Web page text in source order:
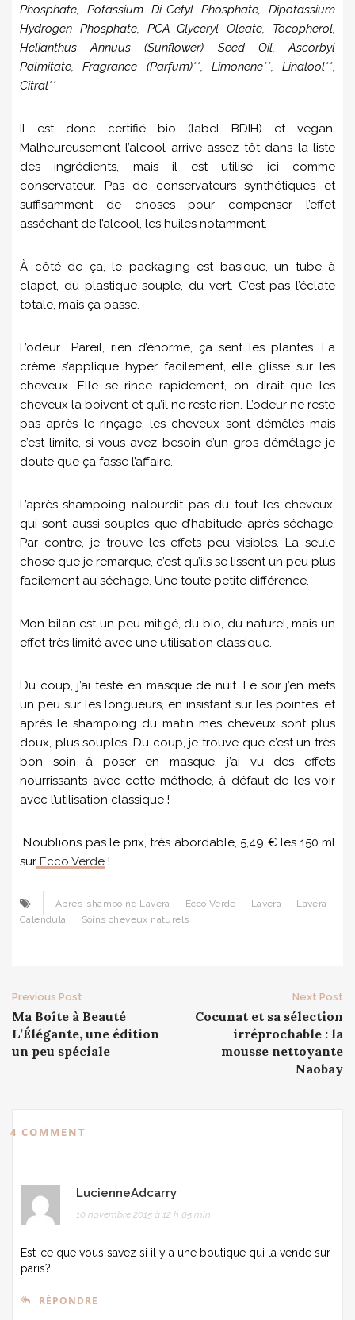
Phosphate, Potassium Di-Cetyl Phosphate, Dipotassium
Hydrogen Phosphate, PCA Glyceryl Oleate, Tocopherol,
Helianthus Annuus (Sunflower) Seed Oil, Ascorbyl
Palmitate, Fragrance (Parfum)**, Limonene**, Linalool**,
Citral**
Il est donc certifié bio (label BDIH) et vegan.
Malheureusement l’alcool arrive assez tôt dans la liste
des ingrédients, mais il est utilisé ici comme
conservateur. Pas de conservateurs synthétiques et
suffisamment de choses pour compenser l’effet
asséchant de l’alcool, les huiles notamment.
À côté de ça, le packaging est basique, un tube à
clapet, du plastique souple, du vert. C’est pas l’éclate
totale, mais ça passe.
L’odeur… Pareil, rien d’énorme, ça sent les plantes. La
crème s’applique hyper facilement, elle glisse sur les
cheveux. Elle se rince rapidement, on dirait que les
cheveux la boivent et qu’il ne reste rien. L’odeur ne reste
pas après le rinçage, les cheveux sont démêlés mais
c’est limite, si vous avez besoin d’un gros démêlage je
doute que ça fasse l’affaire.
L’après-shampoing n’alourdit pas du tout les cheveux,
qui sont aussi souples que d’habitude après séchage.
Par contre, je trouve les effets peu visibles. La seule
chose que je remarque, c’est qu’ils se lissent un peu plus
facilement au séchage. Une toute petite différence.
Mon bilan est un peu mitigé, du bio, du naturel, mais un
effet très limité avec une utilisation classique.
Du coup, j’ai testé en masque de nuit. Le soir j’en mets
un peu sur les longueurs, en insistant sur les pointes, et
après le shampoing du matin mes cheveux sont plus
doux, plus souples. Du coup, je trouve que c’est un très
bon soin à poser en masque, j’ai vu des effets
nourrissants avec cette méthode, à défaut de les voir
avec l’utilisation classique !
N’oublions pas le prix, très abordable, 5,49 € les 150 ml
sur Ecco Verde !
Après-shampoing Lavera Ecco Verde Lavera
Lavera
Calendula
Soins cheveux naturels
Post
navigation
Previous Post
Ma Boîte à Beauté
L’Élégante, une édition
un peu spéciale
Next Post
Cocunat et sa sélection
irréprochable : la
mousse nettoyante
Naobay
4 COMMENT
LucienneAdcarry
10 novembre 2015 à 12 h 05 min
Est-ce que vous savez si il y a une boutique qui la vende sur
paris?
RÉPONDRE